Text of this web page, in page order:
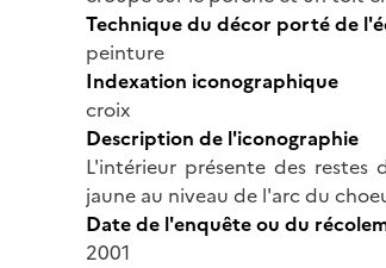
Technique du décor porté de
peinture
Indexation iconographique
croix
Description de l'iconographie
L'intérieur présente des
jaune au niveau de l'arc du
Date de l'enquête ou du
2001